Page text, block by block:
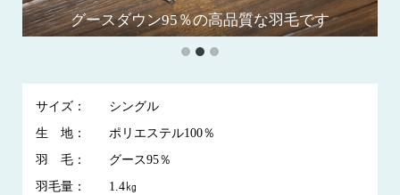
羽毛布団の全体画像です
グースダウン95％の高品質な羽毛です
サイズ：
シングル
生 地：
ポリエステル100％
羽 毛：
グース95％
羽毛量：
1.4㎏